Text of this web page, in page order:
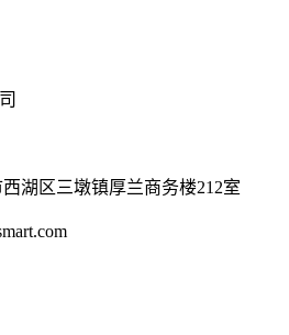
湖区三墩镇厚兰商务楼212室